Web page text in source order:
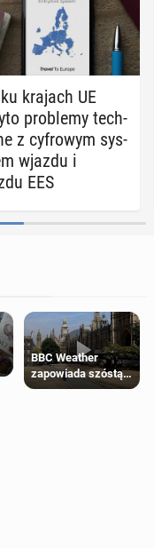
krajach UE
pro­ble­my tech­
z cy­fro­wym sys­
wjazdu i
EES
BBC Weather
zapowiada szóstą
falę upałów w